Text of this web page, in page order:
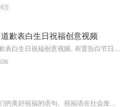
万
歉表白生日祝福创意视频